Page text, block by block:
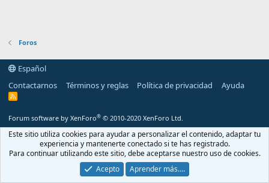
Foros
Español
Contactarnos
Términos y reglas Política de privacidad Ayuda
R
Forum software by XenForo® © 2010-2020 XenForo Ltd.
Este sitio utiliza cookies para ayudar a personalizar el contenido, adaptar tu
experiencia y mantenerte conectado si te has registrado.
Para continuar utilizando este sitio, debe aceptarse nuestro uso de cookies.
Acepto
Aprender más.…